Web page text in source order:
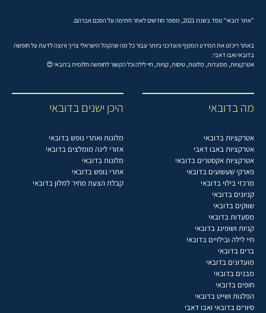
"אתר דובאי" נוסד בשנת 2021, מספר חודשים לאחר חתימה על הסכם אברהם.
באתר ריכזנו את המידע המקיף והעדכני ביותר עבור כל מה שהקהל הישראלי צריך ורוצה לדעת על חופשה
בדובאי ואבו דאבי:
אטרקציות, מסעדות, מלונות, טיסות, קניות, חיי לילה וכל הקשור לחופשה חלומית בדובאי 😍
מה בדובאי
אטרקציות בדובאי
אטרקציות באבו דאבי
אטרקציות אקסטרים בדובאי
פארקי שעשועים בדובאי
מרכזי בילוי בדובאי
קניונים בדובאי
שווקים בדובאי
מסעדות בדובאי
קניות ושופינג בדובאי
חיי לילה ובילויים בדובאי
ברים בדובאי
מועדונים בדובאי
מבנים בדובאי
חופים בדובאי
הפלגות ושייט בדובאי
סיורים בדובאי ואבו דאבי
היכן ישנים בדובאי
מלונות ואתרי נופש בדובאי
אזורי לינה מומלצים בדובאי
מלונות בדובאי
אתרי נופש בדובאי
קבלת הצעת מחיר למלון בדובאי